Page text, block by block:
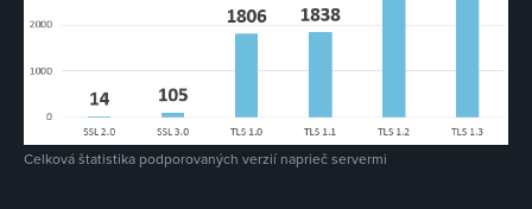
Celková štatistika podporovaných verzií naprieč servermi